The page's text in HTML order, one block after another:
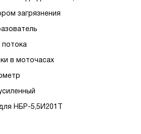
загрязнения
потока
в моточасах
НБР-5,5И201Т